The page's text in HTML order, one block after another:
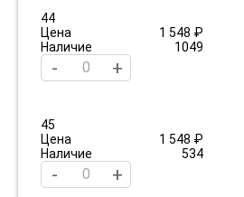
44
Цена
1 548 ₽
Наличие
1049
- +
45
Цена
1 548 ₽
Наличие
534
- +